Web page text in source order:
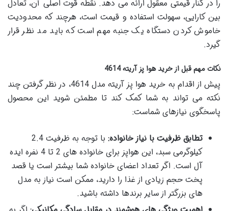
را در کنار قیمتی معقول ارائه می دهد. نقطه قوت اصلی آن، تعادل
بین کارایی، سهولت استفاده و قیمت است، هرچند که محدودیت
خاموش کردن دستگاه یک جنبه مهم است که باید مد نظر قرار
گیرد.
نکات مهم قبل از خرید هوا پز آریته 4614
پیش از اقدام به خرید هوا پز آریته مدل 4614، در نظر گرفتن چند
نکته می تواند به شما کمک کند تا مطمئن شوید این محصول
پاسخگوی نیازهای شماست:
تطابق ظرفیت با نیاز خانواده:
با توجه به ظرفیت 2.4
کیلوگرمی سبد، این هواپز برای خانواده های 2 تا 4 نفره ایده
آل است. اگر تعداد اعضای خانواده شما بیشتر است یا قصد
پخت حجم زیادی از غذا را دارید، ممکن است نیاز به مدل
های بزرگتر از سایر برندها داشته باشید.